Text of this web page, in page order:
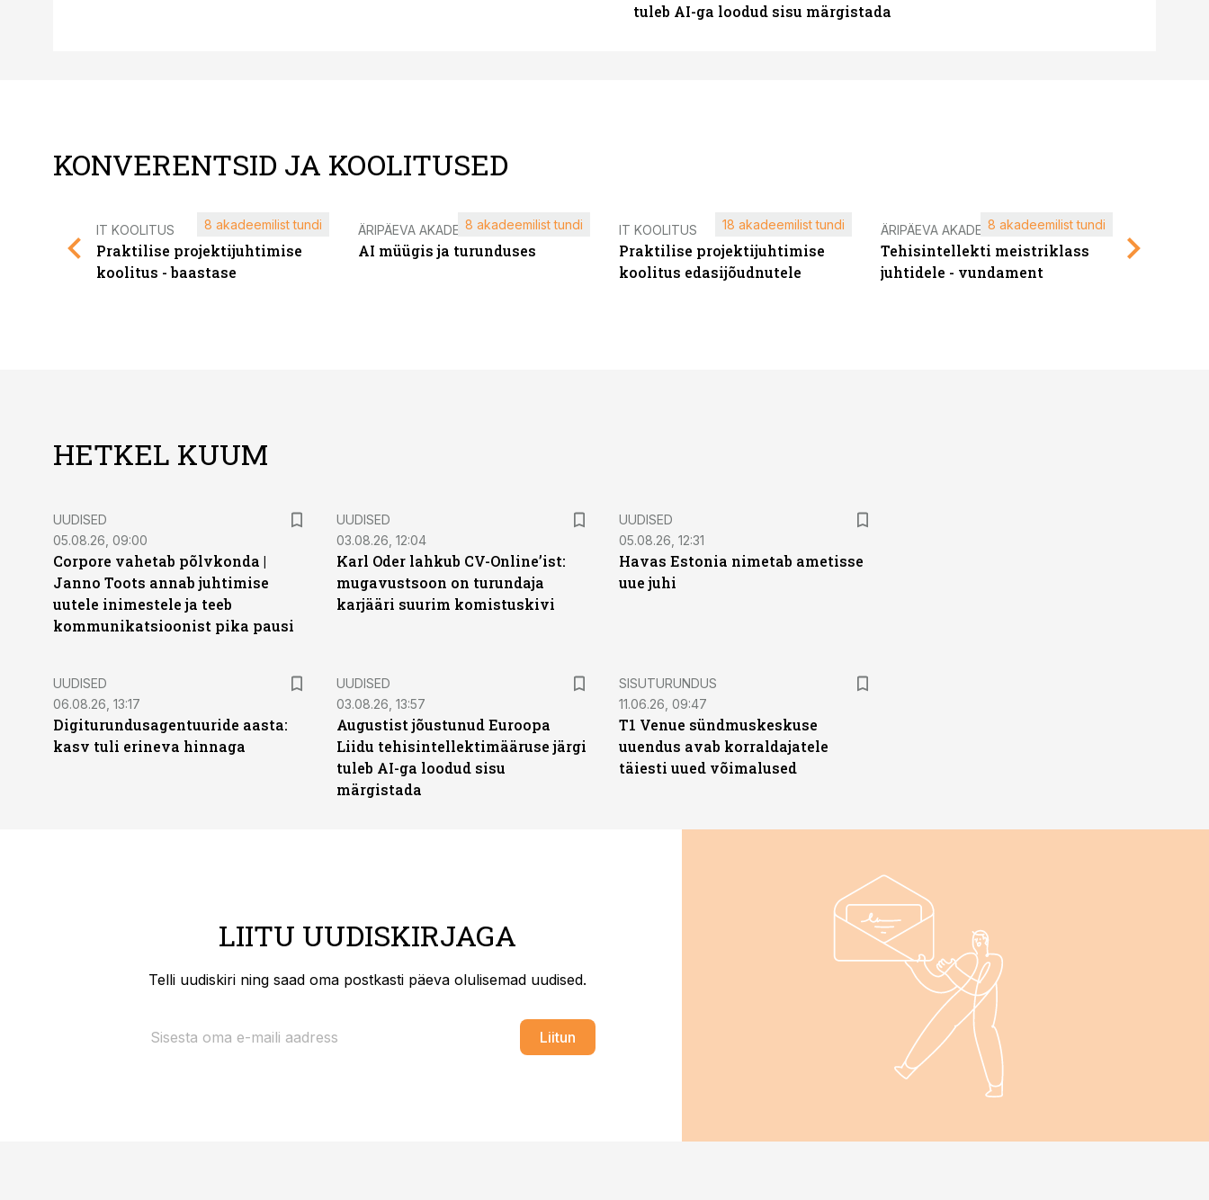
tuleb AI-ga loodud sisu märgistada
KONVERENTSID JA KOOLITUSED
IT KOOLITUS
Praktilise projektijuhtimise
koolitus - baastase
8 akadeemilist tundi ÄRIPÄEVA AKADEEMIA
AI müügis ja turunduses
8 akadeemilist tundi IT KOOLITUS
Praktilise projektijuhtimise
koolitus edasijõudnutele
18 akadeemilist tundi ÄRIPÄEVA AKADEEMIA
Tehisintellekti meistriklass
juhtidele - vundament
8 akadeemilist tundi
HETKEL KUUM
UUDISED
05.08.26, 09:00
Corpore vahetab põlvkonda |
Janno Toots annab juhtimise
uutele inimestele ja teeb
kommunikatsioonist pika pausi
UUDISED
03.08.26, 12:04
Karl Oder lahkub CV-Online’ist:
mugavustsoon on turundaja
karjääri suurim komistuskivi
UUDISED
05.08.26, 12:31
Havas Estonia nimetab ametisse
uue juhi
UUDISED
06.08.26, 13:17
Digiturundusagentuuride aasta:
kasv tuli erineva hinnaga
UUDISED
03.08.26, 13:57
Augustist jõustunud Euroopa
Liidu tehisintellektimääruse järgi
tuleb AI-ga loodud sisu
märgistada
ST
SISUTURUNDUS
11.06.26, 09:47
T1 Venue sündmuskeskuse
uuendus avab korraldajatele
täiesti uued võimalused
LIITU UUDISKIRJAGA
Telli uudiskiri ning saad oma postkasti päeva olulisemad uudised.
Liitun